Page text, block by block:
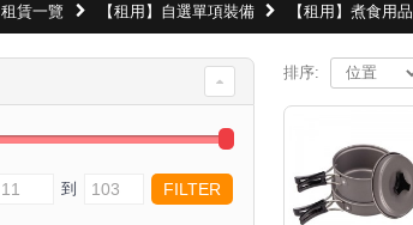
租賃一覽 【租用】自選單項裝備 【租用】煮食用品
排序:
到